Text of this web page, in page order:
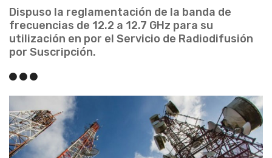
Dispuso la reglamentación de la banda de
frecuencias de 12.2 a 12.7 GHz para su
utilización en por el Servicio de Radiodifusión
por Suscripción.